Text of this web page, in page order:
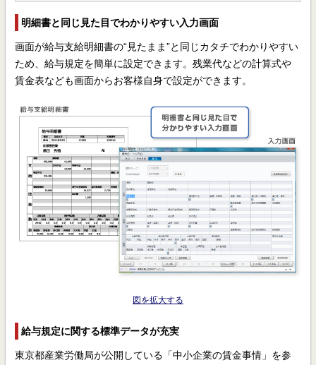
明細書と同じ見た目でわかりやすい入力画面
画面が給与支給明細書の“見たまま”と同じカタチでわかりやすい
ため、給与規定を簡単に設定できます。残業代などの計算式や
賃金表なども画面からお客様自身で設定ができます。
図を拡大する
給与規定に関する標準データが充実
東京都産業労働局が公開している「中小企業の賃金事情」を参